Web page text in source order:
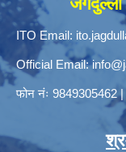
ITO Email:
Official Email:
फोन नंः 9849305462|